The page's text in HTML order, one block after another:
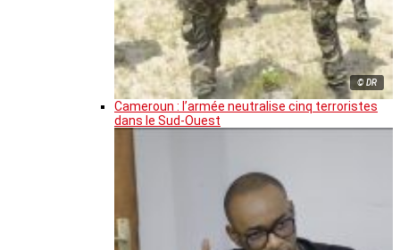
© DR
Cameroun : l’armée neutralise cinq terroristes
dans le Sud-Ouest